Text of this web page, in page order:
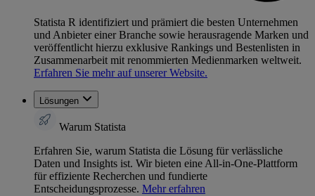
Statista R identifiziert und prämiert die besten Unternehmen
und Anbieter einer Branche sowie herausragende Marken und
veröffentlicht hierzu exklusive Rankings und Bestenlisten in
Zusammenarbeit mit renommierten Medienmarken weltweit.
Erfahren Sie mehr auf unserer Website.
Lösungen
Warum Statista
Erfahren Sie, warum Statista die Lösung für verlässliche
Daten und Insights ist. Wir bieten eine All-in-One-Plattform
für effiziente Recherchen und fundierte
Entscheidungsprozesse. Mehr erfahren